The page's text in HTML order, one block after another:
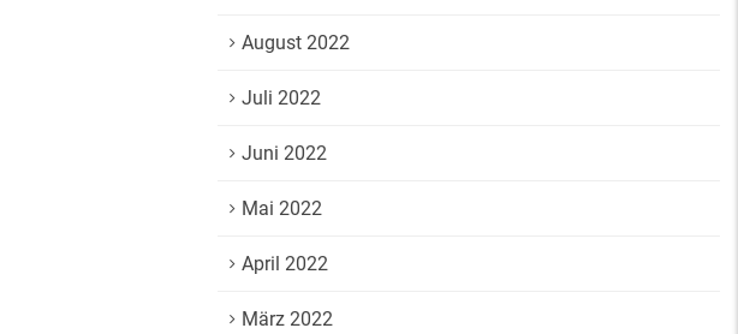
August 2022
Juli 2022
Juni 2022
Mai 2022
April 2022
März 2022